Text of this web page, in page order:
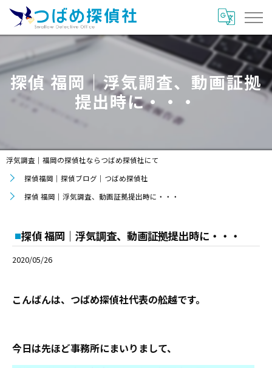
探偵 福岡｜浮気調査、動画証拠
提出時に・・・
浮気調査｜福岡の探偵社ならつばめ探偵社にて
探偵福岡｜探偵ブログ｜つばめ探偵社
探偵 福岡｜浮気調査、動画証拠提出時に・・・
探偵 福岡｜浮気調査、動画証拠提出時に・・・
2020/05/26
こんばんは、つばめ探偵社代表の舩越です。
今日は先ほど事務所にまいりまして、